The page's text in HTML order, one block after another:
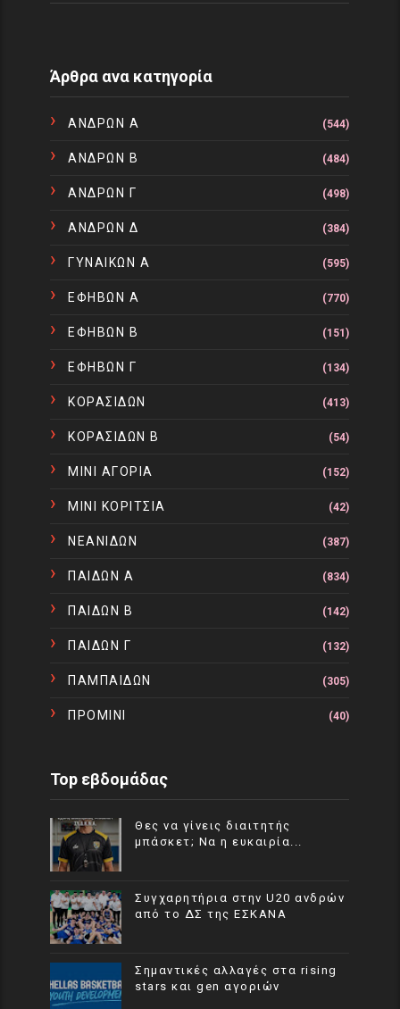
Άρθρα ανα κατηγορία
ΑΝΔΡΩΝ Α (544)
ΑΝΔΡΩΝ Β (484)
ΑΝΔΡΩΝ Γ (498)
ΑΝΔΡΩΝ Δ (384)
ΓΥΝΑΙΚΩΝ Α (595)
ΕΦΗΒΩΝ Α (770)
ΕΦΗΒΩΝ Β (151)
ΕΦΗΒΩΝ Γ (134)
ΚΟΡΑΣΙΔΩΝ (413)
ΚΟΡΑΣΙΔΩΝ Β (54)
ΜΙΝΙ ΑΓΟΡΙΑ (152)
ΜΙΝΙ ΚΟΡΙΤΣΙΑ (42)
ΝΕΑΝΙΔΩΝ (387)
ΠΑΙΔΩΝ Α (834)
ΠΑΙΔΩΝ Β (142)
ΠΑΙΔΩΝ Γ (132)
ΠΑΜΠΑΙΔΩΝ (305)
ΠΡΟΜΙΝΙ (40)
Top εβδομάδας
Θες να γίνεις διαιτητής
μπάσκετ; Να η ευκαιρία...
Συγχαρητήρια στην U20 ανδρών
από το ΔΣ της ΕΣΚΑΝΑ
Σημαντικές αλλαγές στα rising
stars και gen αγοριών